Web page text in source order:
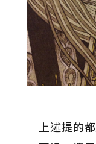
上述提的